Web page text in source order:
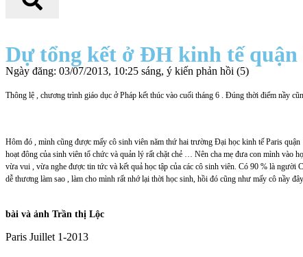
Dự tổng kết ở ĐH kinh tế quận
Ngày đăng: 03/07/2013, 10:25 sáng, ý kiến phản hồi (5)
Thông lệ , chương trình giáo dục ở Pháp kết thúc vào cuối tháng 6 . Đúng thời điểm nầy
Hôm đó , mình cũng được mấy cô sinh viên năm thứ hai trường Đại học kinh tế Paris
hoạt đông của sinh viên tổ chức và quản lý rất chặt chẻ … Nên cha mẹ đưa con mình
vừa vui , vừa nghe được tin tức và kết quả học tập của các cô sinh viên. Có 90 % là
dễ thương làm sao , làm cho mình rất nhớ lại thời học sinh, hồi đó cũng như mấy cô nầy
bài và ảnh Trần thị Lộc
Paris Juillet 1-2013